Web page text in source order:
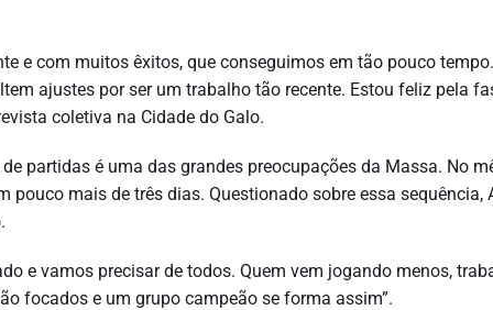
e com muitos êxitos, que conseguimos em tão pouco
ajustes por ser um trabalho tão recente. Estou feliz pela
coletiva na Cidade do Galo.
partidas é uma das grandes preocupações da Massa. No
pouco mais de três dias. Questionado sobre essa
e vamos precisar de todos. Quem vem jogando menos,
focados e um grupo campeão se forma assim”.